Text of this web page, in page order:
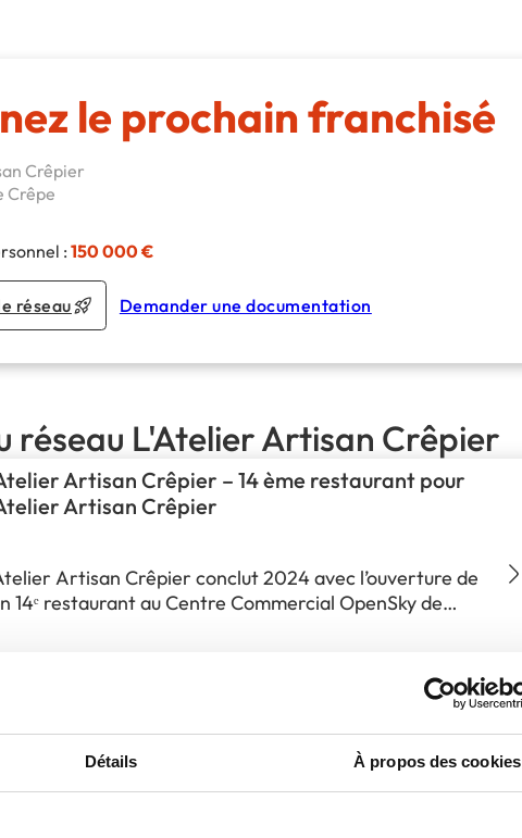
Détails À propos des cookies
le prochain franchisé
Crêpier
Crêpe
:150 000 €
réseau Demander une documentation
réseau L'Atelier Artisan Crêpier
Artisan Crêpier – 14 ème restaurant pour
Artisan Crêpier
Artisan Crêpier conclut 2024 avec l’ouverture de
14ᵉ restaurant au Centre Commercial OpenSky de
dévoilée récemment. 🎉 Un lieu chaleureux
Artisan Crêpier continue de…
Artisan Crêpier – Un 3ème franchisé ouvre
restaurant